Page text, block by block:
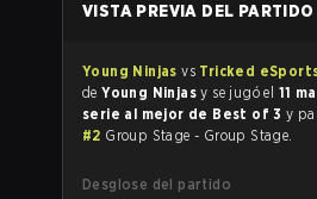
VISTA PREVIA DEL PARTIDO
Young Ninjasvs Tricked
deYoung Ninjasy se jugó el 11
serie al mejor de Best of 3y
#2 Group Stage - Group Stage.
Desglose del partido